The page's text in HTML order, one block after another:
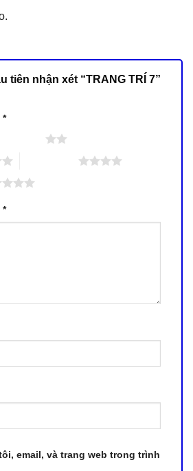
tiên nhận xét “TRANG TRÍ 7”
*
*
email, và trang web trong trình